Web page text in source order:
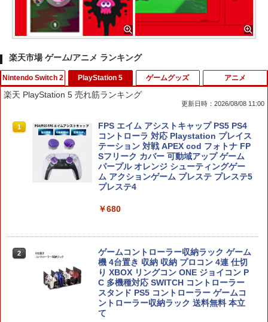
楽天市場 ゲーム/アニメ ランキング
Nintendo Switch 2
1
スクウェア・エニックス 【封入特典付】
【Switch2】ファイナルファンタジー レ
ゾナンス [POT-P-ABV7A NSW2 ファイ
ナルファンタジ- レゾナンス]
￥6,910
鬼武者 Way of the Sword 【Switch2】
POT-P-ABNMA
PlayStation 5
楽天 PlayStation 5 売れ筋ランキング
更新日時：2026/08/08 11:00
1
FPS エイム アシストキャップ PS5 PS4
コントローラ 対応 Playstation プレイス
テーション 対戦 APEX cod フォトナ FP
Sフリーク カバー 可動域アップ ゲーム
パープル オレンジ シューティングゲー
ム アクションゲーム プレステ プレステ5
プレステ4
￥680
2
ゲームコントローラー収納ラック ゲーム
機 4台置き 収納 収納 プロコン 4連 仕切
り XBOX リングコン ONE ジョイコン P
C 多機種対応 SWITCH コントローラー
スタンド PS5 コントローラー ゲームコ
ントローラー収納ラック 送料無料 本立
て
ゲームグッズ アニメ